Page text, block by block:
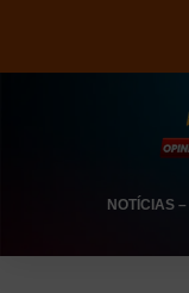
NOTÍCIAS–